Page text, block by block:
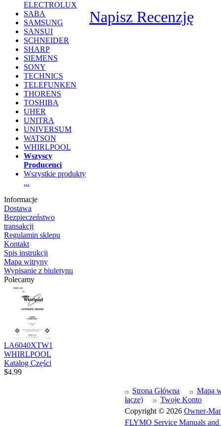
ELECTROLUX
SABA
SAMSUNG
SANSUI
SCHNEIDER
SHARP
SIEMENS
SONY
TECHNICS
TELEFUNKEN
THORENS
TOSHIBA
UHER
UNITRA
UNIVERSUM
WATSON
WHIRLPOOL
Wszyscy
Producenci
Wszystkie produkty
...
Informacje
Dostawa
Bezpieczeństwo
transakcji
Regulamin sklepu
Kontakt
Spis instrukcji
Mapa witryny
Wypisanie z biuletynu
Polecamy
LA6040XTW1
WHIRLPOOL
Katalog Części
$4.99
Napisz Recenzję
Strona Główna
Mapa
łącze)
Twoje Konto
Copyright © 2026 Owner-
FLYMO Service Manuals and